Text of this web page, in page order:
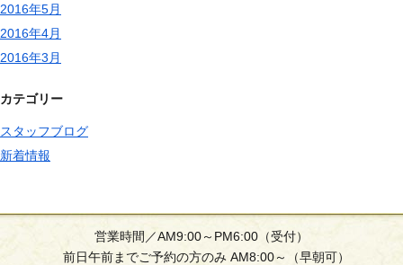
2016年5月
2016年4月
2016年3月
カテゴリー
スタッフブログ
新着情報
営業時間／AM9:00～PM6:00（受付）
前日午前までご予約の方のみ AM8:00～（早朝可）